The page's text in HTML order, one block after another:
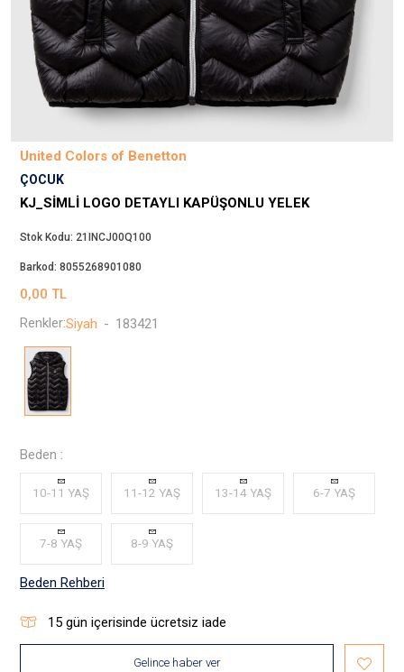
United Colors of Benetton
ÇOCUK
KJ_SIMLI LOGO DETAYLI KAPÜŞONLU YELEK
Stok Kodu: 21INCJ00Q100
Barkod: 8055268901080
0,00 TL
Beden Rehberi
Beden :
10-11 YAŞ 11-12 YAŞ 13-14 YAŞ 6-7 YAŞ
7-8 YAŞ 8-9 YAŞ
15 gün içerisinde ücretsiz iade
Renkler:Siyah - 183421
Gelince haber ver
JJXX
Puma
Tuğba
Converse
Jack & Jones
Lee
Only
Nike
Levi`s
Erke